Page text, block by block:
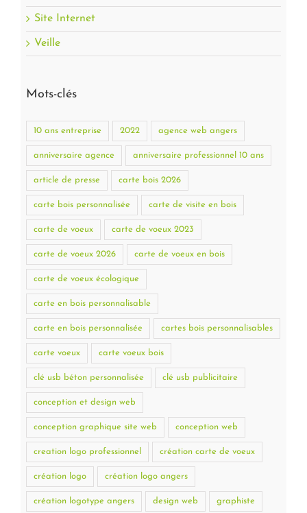
Site Internet
Veille
Mots-clés
10 ans entreprise 2022 agence web angers
anniversaire agence anniversaire professionnel 10 ans
article de presse carte bois 2026
carte bois personnalisée carte de visite en bois
carte de voeux carte de voeux 2023
carte de voeux 2026 carte de voeux en bois
carte de voeux écologique
carte en bois personnalisable
carte en bois personnalisée cartes bois personnalisables
carte voeux carte voeux bois
clé usb béton personnalisée clé usb publicitaire
conception et design web
conception graphique site web conception web
creation logo professionnel création carte de voeux
création logo création logo angers
création logotype angers design web graphiste